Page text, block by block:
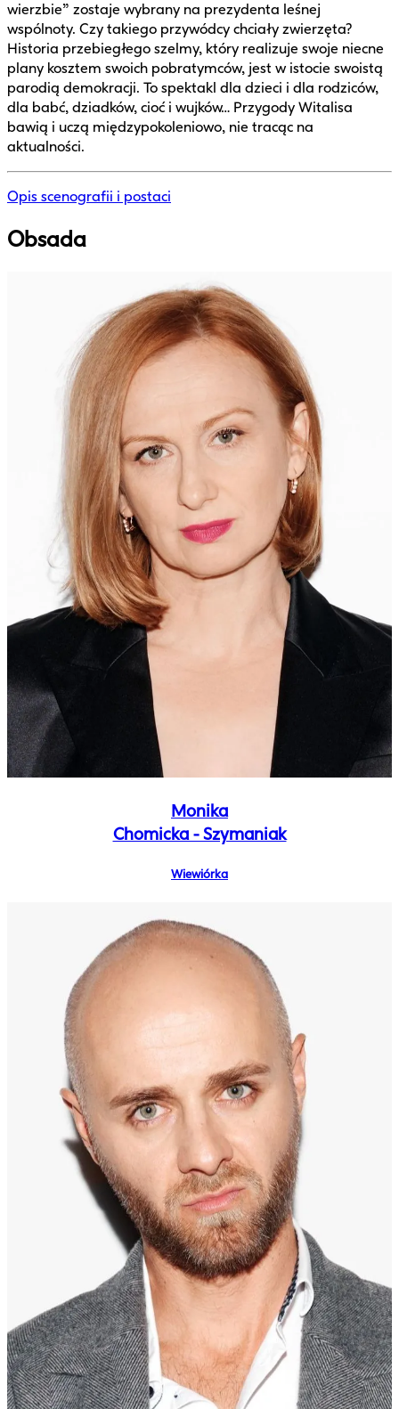
wierzbie” zostaje wybrany na prezydenta leśnej
wspólnoty. Czy takiego przywódcy chciały zwierzęta?
Historia przebiegłego szelmy, który realizuje swoje niecne
plany kosztem swoich pobratymców, jest w istocie swoistą
parodią demokracji. To spektakl dla dzieci i dla rodziców,
dla babć, dziadków, cioć i wujków… Przygody Witalisa
bawią i uczą międzypokoleniowo, nie tracąc na
aktualności.
Opis scenografii i postaci
Obsada
Monika
Chomicka - Szymaniak
Wiewiórka